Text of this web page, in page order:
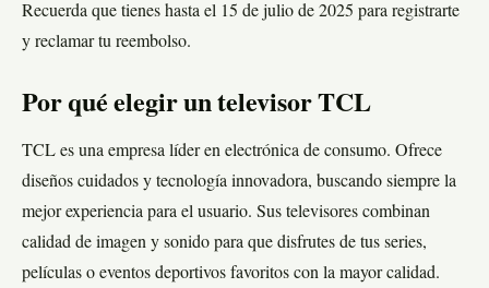
Recuerda que tienes hasta el 15 de julio de 2025 para registrarte
y reclamar tu reembolso.
Por qué elegir un televisor TCL
TCL es una empresa líder en electrónica de consumo. Ofrece
diseños cuidados y tecnología innovadora, buscando siempre la
mejor experiencia para el usuario. Sus televisores combinan
calidad de imagen y sonido para que disfrutes de tus series,
películas o eventos deportivos favoritos con la mayor calidad.